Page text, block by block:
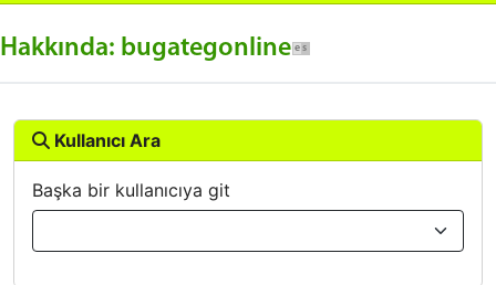
Hakkında: bugategonline
Kullanıcı Ara
Başka bir kullanıcıya git